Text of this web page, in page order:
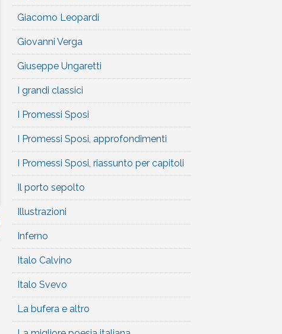
Giacomo Leopardi
Giovanni Verga
Giuseppe Ungaretti
I grandi classici
I Promessi Sposi
I Promessi Sposi, approfondimenti
I Promessi Sposi, riassunto per capitoli
Il porto sepolto
Illustrazioni
Inferno
Italo Calvino
Italo Svevo
La bufera e altro